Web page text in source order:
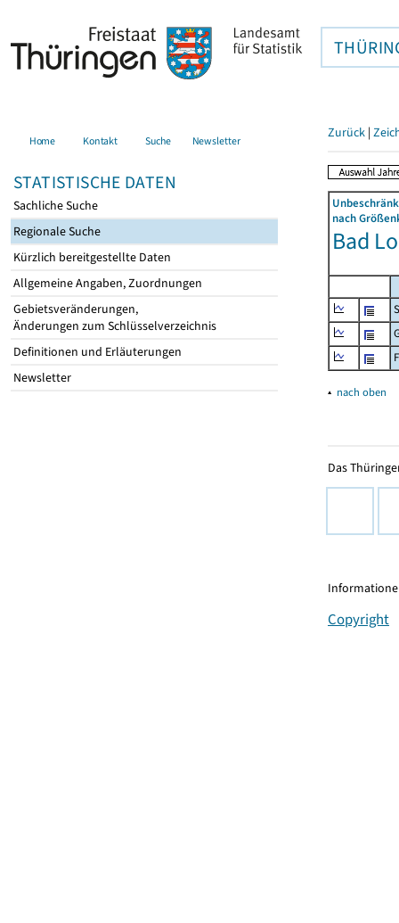
Home Kontakt Suche Newsletter
STATISTISCHE DATEN
Sachliche Suche
Regionale Suche
Kürzlich bereitgestellte Daten
Allgemeine Angaben, Zuordnungen
Gebietsveränderungen,
Änderungen zum Schlüsselverzeichnis
Definitionen und Erläuterungen
Newsletter
Zurück |
nach
Bad
▴ nach oben
Das
Copyright